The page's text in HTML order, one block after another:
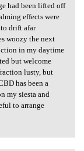
had been lifted off
effects were
drift afar
woozy the next
in my daytime
but welcome
lusty, but
has been a
my siesta and
to arrange